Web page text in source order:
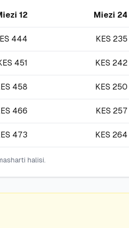
12 Miezi 24
444 KES 235
451 KES 242
458 KES 250
466 KES 257
473 KES 264
halisi.